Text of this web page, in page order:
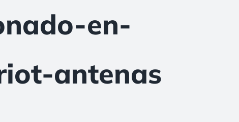
en-
antenas